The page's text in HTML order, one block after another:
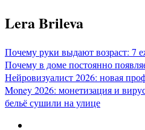
Перейти
к
Lera Brileva
Почему руки выдают возраст: 7
Почему в доме постоянно
Нейровизуалист 2026: новая
Money 2026: монетизация и
бельё сушили на улице